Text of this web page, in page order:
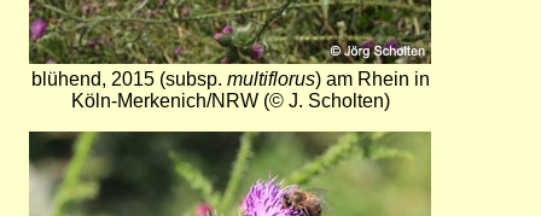
blühend, 2015 (subsp. multiflorus) am Rhein in
Köln-Merkenich/NRW (© J. Scholten)
Bild